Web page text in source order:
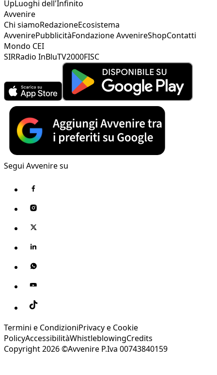
UpLuoghi dell'Infinito
Avvenire
Chi siamoRedazioneEcosistema
AvvenirePubblicitàFondazione AvvenireShopContatti
Mondo CEI
SIRRadio InBluTV2000FISC
Segui Avvenire su
Termini e CondizioniPrivacy e Cookie
PolicyAccessibilitàWhistleblowingCredits
Copyright 2026 ©Avvenire P.Iva 00743840159